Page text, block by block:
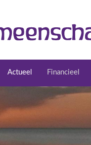
Actueel Financieel